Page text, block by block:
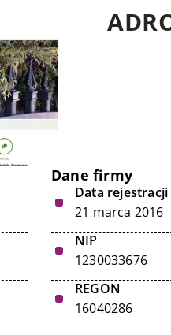
Dane firmy
Data
21 marca 2016
NIP
1230033676
REGON
16040286